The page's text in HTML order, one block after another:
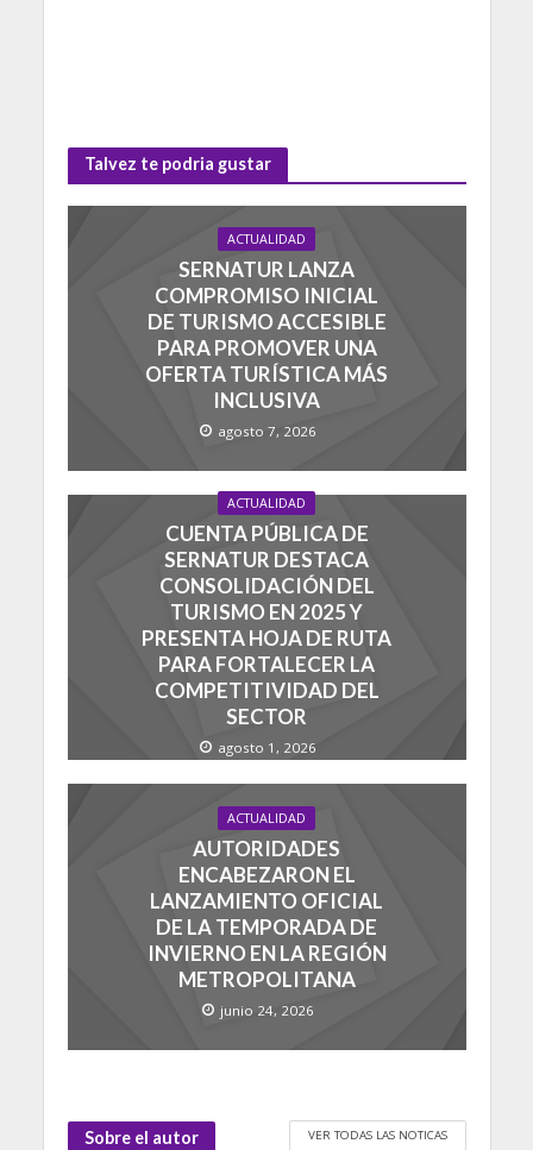
Talvez te podria gustar
ACTUALIDAD
SERNATUR LANZA
COMPROMISO INICIAL
DE TURISMO ACCESIBLE
PARA PROMOVER UNA
OFERTA TURÍSTICA MÁS
INCLUSIVA
agosto 7, 2026
ACTUALIDAD
CUENTA PÚBLICA DE
SERNATUR DESTACA
CONSOLIDACIÓN DEL
TURISMO EN 2025 Y
PRESENTA HOJA DE RUTA
PARA FORTALECER LA
COMPETITIVIDAD DEL
SECTOR
agosto 1, 2026
ACTUALIDAD
AUTORIDADES
ENCABEZARON EL
LANZAMIENTO OFICIAL
DE LA TEMPORADA DE
INVIERNO EN LA REGIÓN
METROPOLITANA
junio 24, 2026
Sobre el autor VER TODAS LAS NOTICAS